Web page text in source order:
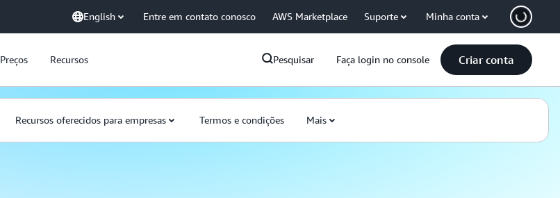
English Entre em contato conosco AWS Marketplace Suporte Minha conta
Preços Recursos Pesquisar Faça login no console Criar conta
Recursos oferecidos para empresas Termos e condições Mais